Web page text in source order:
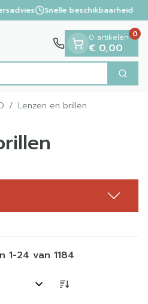
Snelle beschikbaarheid
Zoek
0 artikelen
€ 0,00
0
/ Lenzen en brillen
1-24 van 1184